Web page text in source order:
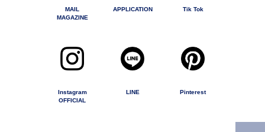
MAIL
MAGAZINE
APPLICATION Tik Tok
Instagram
OFFICIAL
LINE Pinterest